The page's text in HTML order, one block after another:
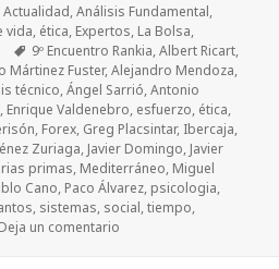
Categorías
Actualidad,Análisis Fundamental,
vida, ética, Expertos, La Bolsa,
Etiquetas
9º Encuentro Rankia,Albert Ricart,
Mártinez Fuster,Alejandro Mendoza,
técnico,Ángel Sarrió,Antonio
, Enrique Valdenebro, esfuerzo, ética,
, Forex, Greg Placsintar, Ibercaja,
Zuriaga, Javier Domingo, Javier
primas, Mediterráneo, Miguel
Cano, Paco Álvarez, psicologia,
, sistemas, social,tiempo,
Deja un comentario